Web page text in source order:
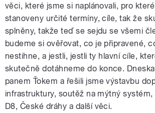
věci, které jsme si naplánovali, pro
stanoveny určité termíny, cíle, tak že
splněny, takže teď se sejdu se všemi
budeme si ověřovat, co je připravené,
nestihne, a jestli, jestli ty hlavní cíle,
skutečně dotáhneme do konce.
panem Ťokem a řešili jsme výstavbu
infrastruktury, soutěž na mýtný systém,
D8, České dráhy a další věci.